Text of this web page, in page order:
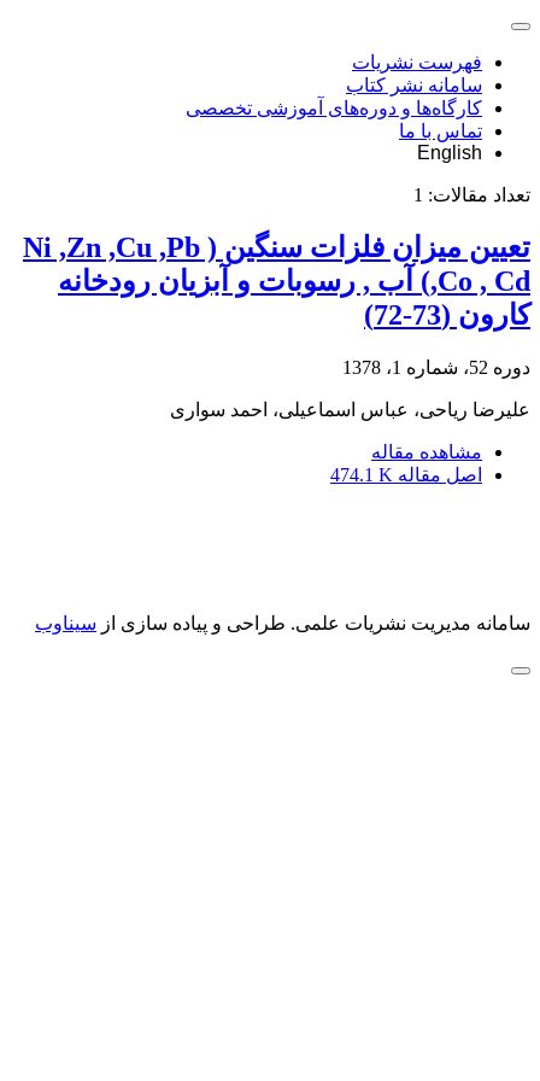
فهرست نشریات
سامانه نشر کتاب
کارگاه‌ها و دوره‌های آموزشی تخصصی
تماس با ما
English
تعداد مقالات: 1
تعیین میزان فلزات سنگین ( Ni ,Zn ,Cu ,Pb
,Co , Cd) آب , رسوبات و آبزیان رودخانه
کارون (73-72)
دوره 52، شماره 1، 1378
علیرضا ریاحی، عباس اسماعیلی، احمد سواری
مشاهده مقاله
اصل مقاله 474.1 K
سامانه مدیریت نشریات علمی. طراحی و پیاده سازی از سیناوب